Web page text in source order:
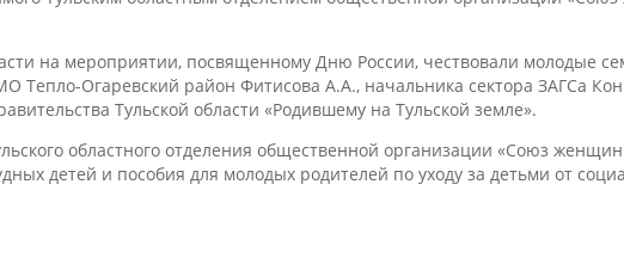
на мероприятии, посвященному Дню России, чествовали молодые
Огаревский район Фитисова А.А., начальника сектора ЗАГСа
Тульской области «Родившему на Тульской земле».
областного отделения общественной организации «Союз
детей и пособия для молодых родителей по уходу за детьми от